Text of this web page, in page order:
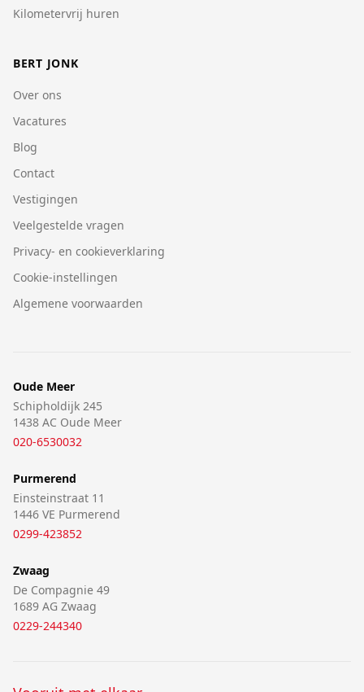
Kilometervrij huren
BERT JONK
Over ons
Vacatures
Blog
Contact
Vestigingen
Veelgestelde vragen
Privacy- en cookieverklaring
Cookie-instellingen
Algemene voorwaarden
Oude Meer
Schipholdijk 245
1438 AC Oude Meer
020-6530032
Purmerend
Einsteinstraat 11
1446 VE Purmerend
0299-423852
Zwaag
De Compagnie 49
1689 AG Zwaag
0229-244340